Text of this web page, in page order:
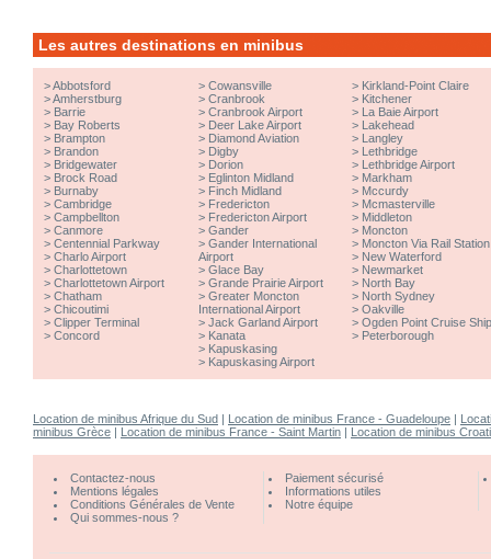
Les autres destinations en minibus
>Abbotsford
>Amherstburg
> Barrie
> Bay Roberts
> Brampton
> Brandon
> Bridgewater
> Brock Road
> Burnaby
> Cambridge
> Campbellton
> Canmore
> Centennial Parkway
> Charlo Airport
> Charlottetown
> Charlottetown Airport
> Chatham
> Chicoutimi
> Clipper Terminal
> Concord
> Cowansville
> Cranbrook
> Cranbrook Airport
> Deer Lake Airport
> Diamond Aviation
> Digby
> Dorion
> Eglinton Midland
> Finch Midland
> Fredericton
> Fredericton Airport
> Gander
> Gander International
Airport
> Glace Bay
> Grande Prairie Airport
> Greater Moncton
International Airport
> Jack Garland Airport
> Kanata
> Kapuskasing
> Kapuskasing Airport
> Kirkland-Point Claire
> Kitchener
> La Baie Airport
> Lakehead
> Langley
> Lethbridge
> Lethbridge Airport
> Markham
> Mccurdy
> Mcmasterville
> Middleton
> Moncton
> Moncton Via Rail Station
> New Waterford
> Newmarket
> North Bay
> North Sydney
>Oakville
>Ogden Point Cruise
> Peterborough
Location de minibus Afrique du Sud | Location de minibus France - Guadeloupe |
minibus Grèce | Location de minibus France - Saint Martin | Location de minibus
Contactez-nous
Mentions légales
Conditions Générales de Vente
Qui sommes-nous ?
Paiement sécurisé
Informations utiles
Notre équipe